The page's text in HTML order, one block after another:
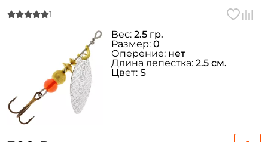
Вес: 2.5 гр.
Размер: 0
Оперение: нет
Длина лепестка: 2.5 см.
Цвет: S